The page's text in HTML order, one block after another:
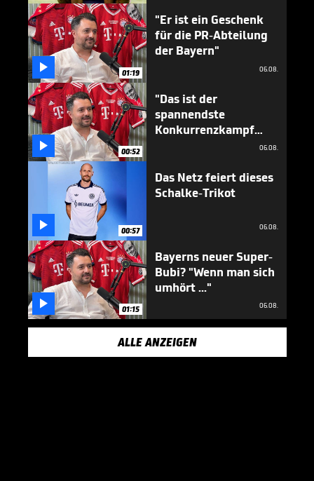
 01:19
"Er ist ein Geschenk
für die PR-Abteilung
der Bayern"
06.08.
 00:52
"Das ist der
spannendste
Konkurrenzkampf
06.08.
 00:57
Das Netz feiert dieses
Schalke-Trikot
06.08.
 01:15
Bayerns neuer Super-
Bubi? "Wenn man sich
umhört ..."
06.08.
ALLE ANZEIGEN